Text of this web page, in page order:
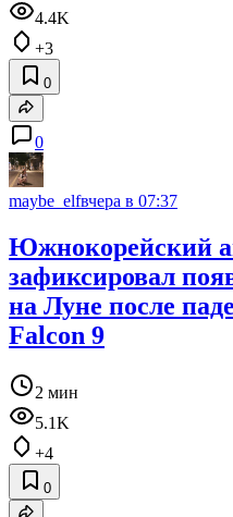
4.4K
+3
0
0
maybe_elfвчера в 07:37
Южнокорейский
зафиксировал
на Луне после
Falcon 9
2 мин
5.1K
+4
0